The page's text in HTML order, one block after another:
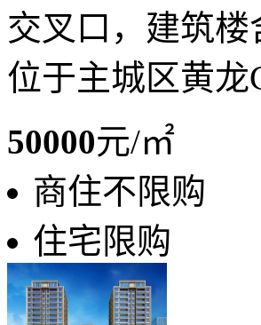
交叉口，建筑
位于主城区黄龙
50000元/㎡
商住不限购
住宅限购